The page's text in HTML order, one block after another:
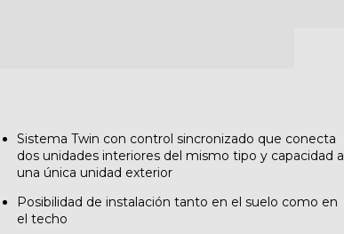
Sistema Twin con control sincronizado que conecta
dos unidades interiores del mismo tipo y capacidad a
una única unidad exterior
Posibilidad de instalación tanto en el suelo como en
el techo